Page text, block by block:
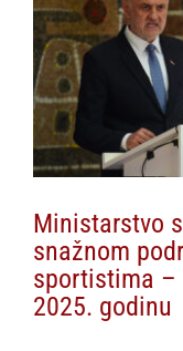
Ministarstvo
snažnom
sportistima –
2025. godinu